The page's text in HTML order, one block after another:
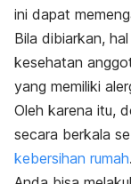
ini dapat
Bila dibiarkan,
kesehatan
yang memiliki
Oleh karena itu,
secara berkala
kebersihan rumah.